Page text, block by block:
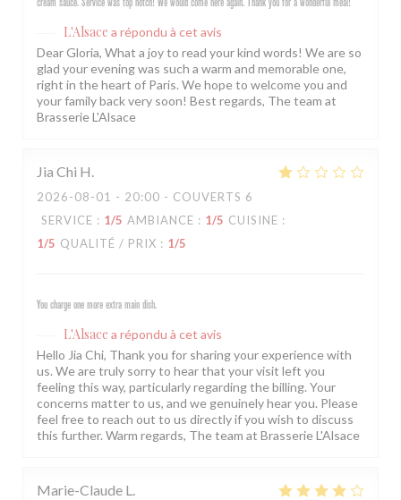
cream sauce. Service was top notch! We would come here again. Thank you for a wonderful meal!
L'Alsace a répondu à cet avis
Dear Gloria, What a joy to read your kind words! We are so
glad your evening was such a warm and memorable one,
right in the heart of Paris. We hope to welcome you and
your family back very soon! Best regards, The team at
Brasserie L'Alsace
Jia Chi H
2026-08-01 - 20:00 - COUVERTS 6
SERVICE : 1/5 AMBIANCE : 1/5 CUISINE :
1/5 QUALITÉ / PRIX : 1/5
You charge one more extra main dish.
L'Alsace a répondu à cet avis
Hello Jia Chi, Thank you for sharing your experience with
us. We are truly sorry to hear that your visit left you
feeling this way, particularly regarding the billing. Your
concerns matter to us, and we genuinely hear you. Please
feel free to reach out to us directly if you wish to discuss
this further. Warm regards, The team at Brasserie L'Alsace
Marie-Claude L